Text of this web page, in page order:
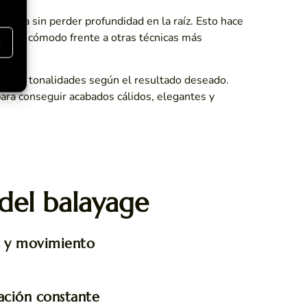
sin perder profundidad en la raíz. Esto hace
cómodo frente a otras técnicas más
y tonalidades según el resultado deseado.
conseguir acabados cálidos, elegantes y
balayage
y movimiento
constante